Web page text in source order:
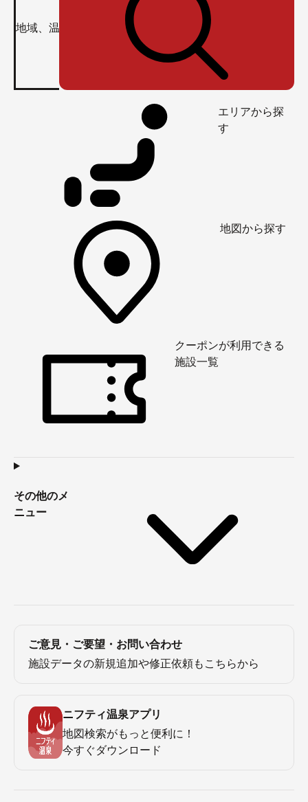
エリアから探
す
地図から探す
クーポンが利用できる
施設一覧
その他のメ
ニュー
ご意見・ご要望・お問い合わせ
施設データの新規追加や修正依頼もこちらから
ニフティ温泉アプリ
地図検索がもっと便利に！
今すぐダウンロード